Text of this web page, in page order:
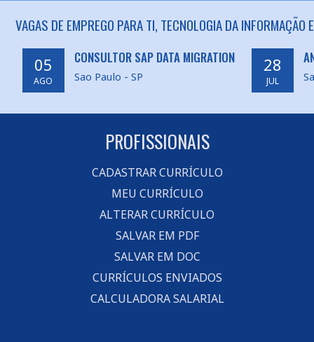
VAGAS DE EMPREGO PARA TI, TECNOLOGIA DA INFORMAÇÃO
05
AGO
CONSULTOR SAP DATA MIGRATION
Sao Paulo - SP
28
JUL
PROFISSIONAIS
CADASTRAR CURRÍCULO
MEU CURRÍCULO
ALTERAR CURRÍCULO
SALVAR EM PDF
SALVAR EM DOC
CURRÍCULOS ENVIADOS
CALCULADORA SALARIAL